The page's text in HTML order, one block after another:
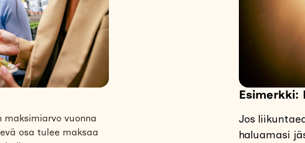
maksimiarvo vuonna
osa tulee maksaa
Esimerkki:
Jos
haluamasi